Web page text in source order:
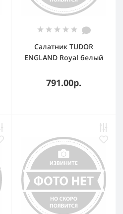
Салатник TUDOR
ENGLAND Royal белый
791.00р.